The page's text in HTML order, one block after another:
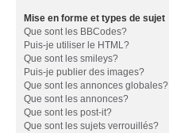
Mise en forme et types de sujet
Que sont les BBCodes?
Puis-je utiliser le HTML?
Que sont les smileys?
Puis-je publier des images?
Que sont les annonces globales?
Que sont les annonces?
Que sont les post-it?
Que sont les sujets verrouillés?